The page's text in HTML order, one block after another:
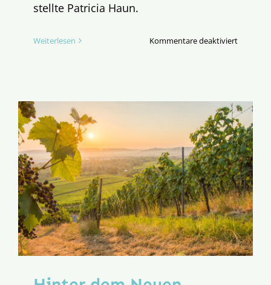
stellte Patricia Haun.
Weiterlesen Kommentare deaktiviertfür
Helmut
Müller